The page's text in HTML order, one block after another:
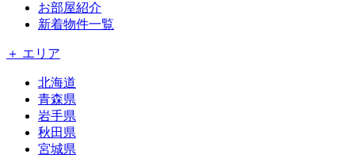
お部屋紹介
新着物件一覧
＋ エリア
北海道
青森県
岩手県
秋田県
宮城県